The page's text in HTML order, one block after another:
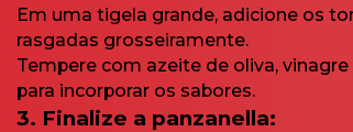
Em uma tigela grande, adicione os
rasgadas grosseiramente.
Tempere com azeite de oliva,
para incorporar os sabores.
3. Finalize a panzanella: